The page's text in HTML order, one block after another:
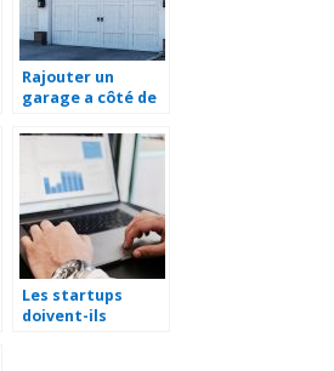
Rajouter un
garage a côté de
Les startups
doivent-ils